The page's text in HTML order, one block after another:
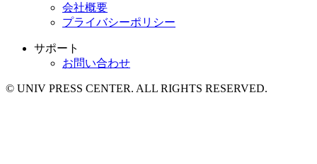
会社概要
プライバシーポリシー
サポート
お問い合わせ
© UNIV PRESS CENTER. ALL RIGHTS RESERVED.